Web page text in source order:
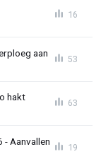
16
aan
53
hakt
63
- Aanvallen
19